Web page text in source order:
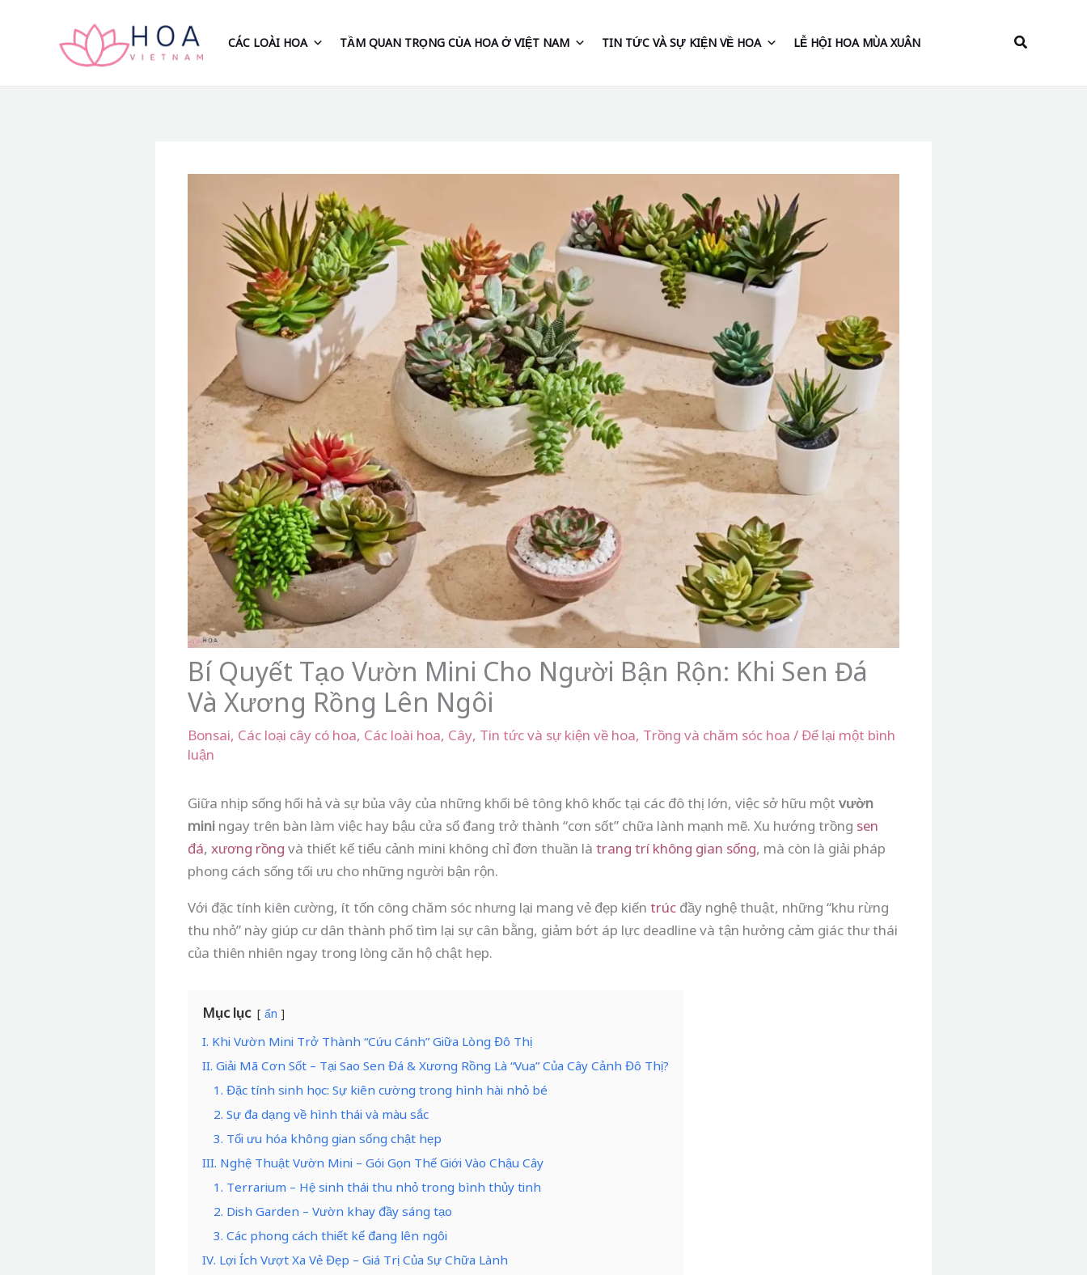
CÁC LOÀI HOA TẦM QUAN TRỌNG CỦA HOA Ở VIỆT NAM TIN TỨC VÀ SỰ KIỆN VỀ HOA LỄ HỘI HOA MÙA XUÂN
Tìm
Bí Quyết Tạo Vườn Mini Cho Người Bận Rộn: Khi Sen Đá
Và Xương Rồng Lên Ngôi
Bonsai, Các loại cây có hoa, Các loài hoa, Cây, Tin tức và sự kiện về hoa, Trồng và chăm sóc hoa /Để lại một bình
luận
Giữa nhịp sống hối hả và sự bủa vây của những khối bê tông khô khốc tại các đô thị lớn, việc sở hữu một vườn
mini ngay trên bàn làm việc hay bậu cửa sổ đang trở thành “cơn sốt” chữa lành mạnh mẽ. Xu hướng trồng sen
đá, xương rồng và thiết kế tiểu cảnh mini không chỉ đơn thuần là trang trí không gian sống, mà còn là giải pháp
phong cách sống tối ưu cho những người bận rộn.
Với đặc tính kiên cường, ít tốn công chăm sóc nhưng lại mang vẻ đẹp kiến trúc đầy nghệ thuật, những “khu rừng
thu nhỏ” này giúp cư dân thành phố tìm lại sự cân bằng, giảm bớt áp lực deadline và tận hưởng cảm giác thư thái
của thiên nhiên ngay trong lòng căn hộ chật hẹp.
Mục lục ẩn
I. Khi Vườn Mini Trở Thành “Cứu Cánh” Giữa Lòng Đô Thị
II. Giải Mã Cơn Sốt – Tại Sao Sen Đá & Xương Rồng Là “Vua” Của Cây Cảnh Đô Thị?
1. Đặc tính sinh học: Sự kiên cường trong hình hài nhỏ bé
2. Sự đa dạng về hình thái và màu sắc
3. Tối ưu hóa không gian sống chật hẹp
III. Nghệ Thuật Vườn Mini – Gói Gọn Thế Giới Vào Chậu Cây
1. Terrarium – Hệ sinh thái thu nhỏ trong bình thủy tinh
2. Dish Garden – Vườn khay đầy sáng tạo
3. Các phong cách thiết kế đang lên ngôi
IV. Lợi Ích Vượt Xa Vẻ Đẹp – Giá Trị Của Sự Chữa Lành